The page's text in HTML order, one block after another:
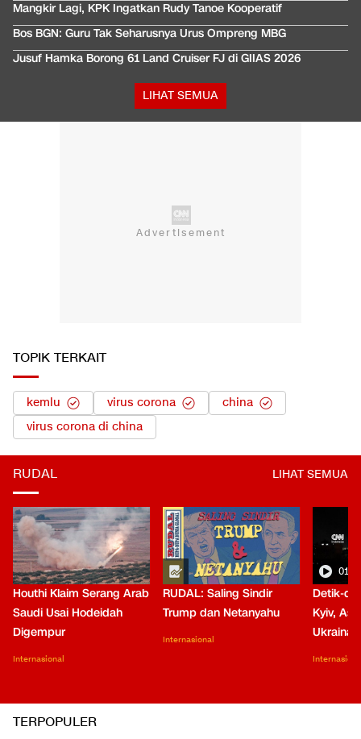
Mangkir Lagi, KPK Ingatkan Rudy Tanoe Kooperatif
Bos BGN: Guru Tak Seharusnya Urus Ompreng MBG
Jusuf Hamka Borong 61 Land Cruiser FJ di GIIAS 2026
LIHAT SEMUA
TOPIK TERKAIT
kemlu virus corona
china
virus corona di china
RUDAL LIHAT SEMUA
Houthi Klaim Serang Arab
Saudi Usai Hodeidah
Digempur
Internasional
RUDAL: Saling Sindir
Trump dan Netanyahu
Internasional
Detik-
Kyiv,
Ukraina
TERPOPULER